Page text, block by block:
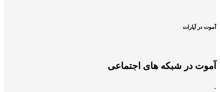
آموت در آپارات
آموت در شبکه های اجتماعی